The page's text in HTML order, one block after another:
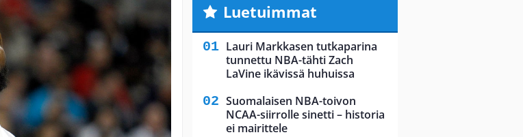
Luetuimmat
Lauri Markkasen tutkaparina
tunnettu NBA-tähti Zach
LaVine ikävissä huhuissa
Suomalaisen NBA-toivon
NCAA-siirrolle sinetti – historia
ei mairittele